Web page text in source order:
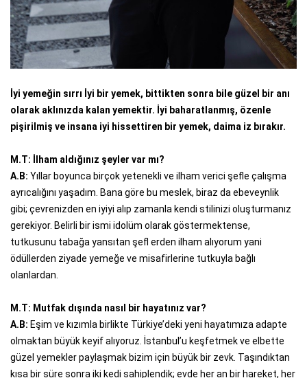
İyi yemeğin sırrı İyi bir yemek, bittikten sonra bile güzel bir anı
olarak aklınızda kalan yemektir. İyi baharatlanmış, özenle
pişirilmiş ve insana iyi hissettiren bir yemek, daima iz bırakır.
M.T: İlham aldığınız şeyler var mı?
A.B: Yıllar boyunca birçok yetenekli ve ilham verici şefle çalışma
ayrıcalığını yaşadım. Bana göre bu meslek, biraz da ebeveynlik
gibi; çevrenizden en iyiyi alıp zamanla kendi stilinizi oluşturmanız
gerekiyor. Belirli bir ismi idolüm olarak göstermektense,
tutkusunu tabağa yansıtan şefl erden ilham alıyorum yani
ödüllerden ziyade yemeğe ve misafirlerine tutkuyla bağlı
olanlardan.
M.T: Mutfak dışında nasıl bir hayatınız var?
A.B: Eşim ve kızımla birlikte Türkiye’deki yeni hayatımıza adapte
olmaktan büyük keyif alıyoruz. İstanbul’u keşfetmek ve elbette
güzel yemekler paylaşmak bizim için büyük bir zevk. Taşındıktan
kısa bir süre sonra iki kedi sahiplendik; evde her an bir hareket, her